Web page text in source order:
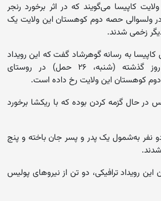
کاپیسا می‌گویند که در اثر برخورد رنجر
ولسوالی حصه دوم کوهستان این ولایت یک
زخمی شدند.
به رسانه گوهرشاد گفت که این رویداد
ساعت ۷:۳۰‌ دقیقه‌ی شام روز گذشته (شنبه، ۲۶ حمل) در روستای
کوهستان این ولایت رخ داده است.
در حال گزمه کردن بوده که با ریکشا برخورد
دو نفر به‌شمول یک پدر و پسر جان باخته و پنج
رویداد ترافیکی، دو تن از نیروهای پولیس